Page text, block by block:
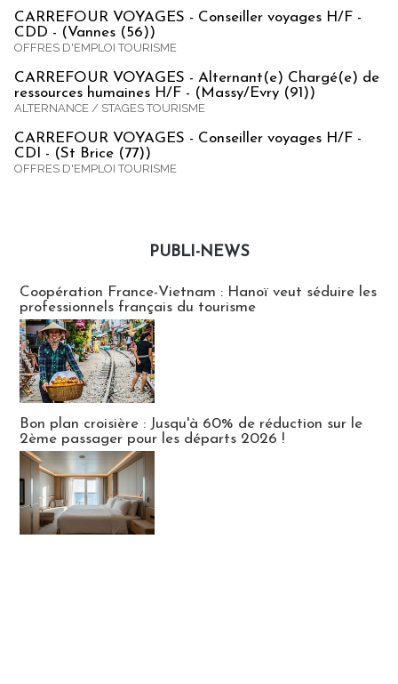
CARREFOUR VOYAGES - Conseiller voyages H/F -
CDD - (Vannes (56))
OFFRES D'EMPLOI TOURISME
CARREFOUR VOYAGES - Alternant(e) Chargé(e) de
ressources humaines H/F - (Massy/Evry (91))
ALTERNANCE / STAGES TOURISME
CARREFOUR VOYAGES - Conseiller voyages H/F -
CDI - (St Brice (77))
OFFRES D'EMPLOI TOURISME
PUBLI-NEWS
Coopération France-Vietnam : Hanoï veut séduire les
professionnels français du tourisme
Bon plan croisière : Jusqu'à 60% de réduction sur le
2ème passager pour les départs 2026 !